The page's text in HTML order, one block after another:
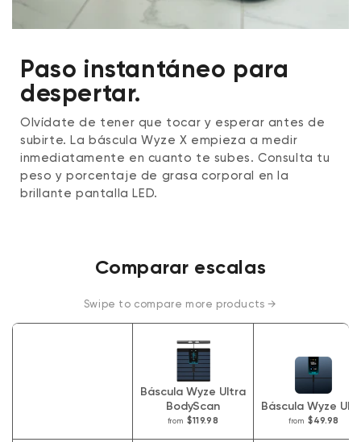
Paso instantáneo para
despertar.
Olvídate de tener que tocar y esperar antes de
subirte. La báscula Wyze X empieza a medir
inmediatamente en cuanto te subes. Consulta tu
peso y porcentaje de grasa corporal en la
brillante pantalla LED.
Comparar escalas
Swipe to compare more products →
Báscula Wyze Ultra
BodyScan
from $119.98
Báscula Wyze
from $49.98